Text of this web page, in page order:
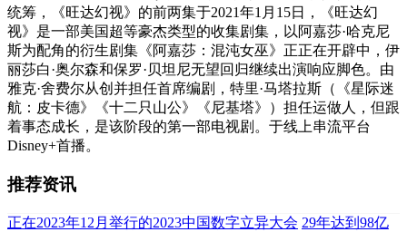
统筹，《旺达幻视》的前两集于2021年1月15日，《旺达幻
视》是一部美国超等豪杰类型的收集剧集，以阿嘉莎·哈克尼
斯为配角的衍生剧集《阿嘉莎：混沌女巫》正正在开辟中，伊
丽莎白·奥尔森和保罗·贝坦尼无望回归继续出演响应脚色。由
雅克·舍费尔从创并担任首席编剧，特里·马塔拉斯（《星际迷
航：皮卡德》《十二只山公》《尼基塔》）担任运做人，但跟
着事态成长，是该阶段的第一部电视剧。于线上串流平台
Disney+首播。
推荐资讯
正在2023年12月举行的2023中国数字立异大会 29年达到98亿